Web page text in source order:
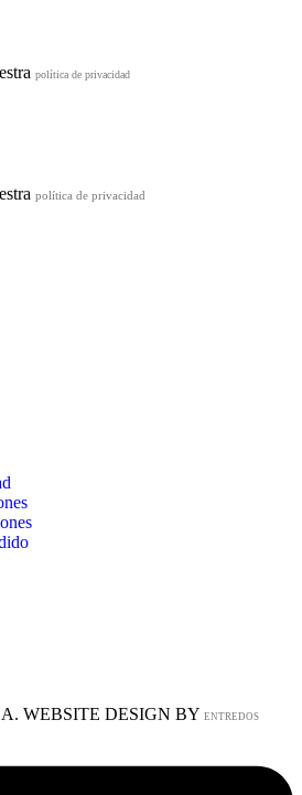
política de privacidad
política de privacidad
WEBSITE DESIGN BY ENTREDOS